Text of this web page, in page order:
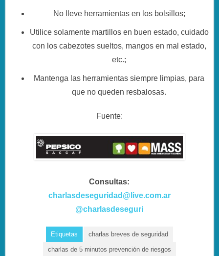
No lleve herramientas en los bolsillos;
Utilice solamente martillos en buen estado, cuidado
con los cabezotes sueltos, mangos en mal estado,
etc.;
Mantenga las herramientas siempre limpias, para
que no queden resbalosas.
Fuente:
Consultas:
charlasdeseguridad@live.com.ar
@charlasdeseguri
Etiquetas charlas breves de seguridad
charlas de 5 minutos prevención de riesgos